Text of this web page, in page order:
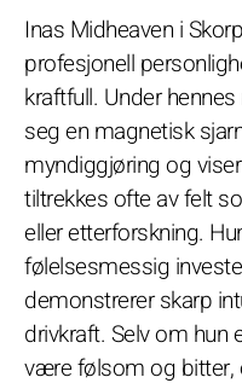
Inas Midheaven i
profesjonell
kraftfull. Under
seg en magnetisk
myndiggjøring og
tiltrekkes ofte av felt
eller etterforskning.
følelsesmessig
demonstrerer skarp
drivkraft. Selv om hun
være følsom og bitter,